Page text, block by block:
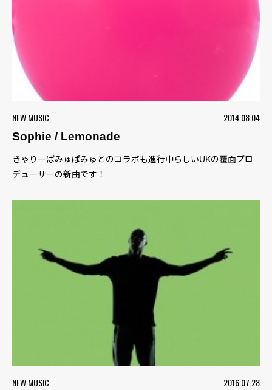
NEW MUSIC
2014.08.04
Sophie / Lemonade
きゃりーぱみゅぱみゅとのコラボも進行中らしいUKの覆面プロ
デューサーの新曲です！
NEW MUSIC
2016.07.28